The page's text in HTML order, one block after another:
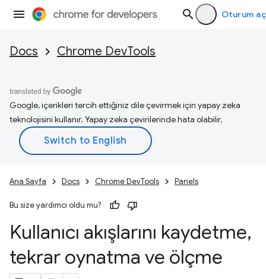
Oturum aç
Docs Chrome DevTools
Google, içerikleri tercih ettiğiniz dile çevirmek için yapay zeka
teknolojisini kullanır. Yapay zeka çevirilerinde hata olabilir.
Ana Sayfa Docs Chrome DevTools Panels
Bu size yardımcı oldu mu?
Kullanıcı akışlarını kaydetme,
tekrar oynatma ve ölçme